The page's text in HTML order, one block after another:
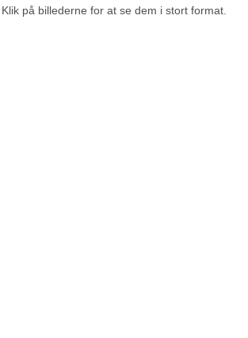
Klik på billederne for at se dem i stort format.